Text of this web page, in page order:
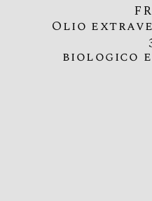
Olio
biologico